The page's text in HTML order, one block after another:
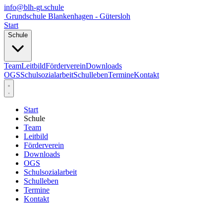
info@blh-gt.schule
Grundschule Blankenhagen - Gütersloh
Start
Schule
TeamLeitbildFördervereinDownloads
OGSSchulsozialarbeitSchullebenTermineKontakt
Start
Schule
Team
Leitbild
Förderverein
Downloads
OGS
Schulsozialarbeit
Schulleben
Termine
Kontakt